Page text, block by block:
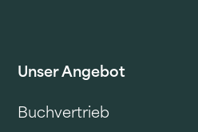
Unser Angebot
Buchvertrieb